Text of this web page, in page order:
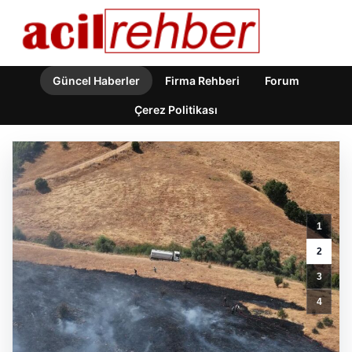
Güncel Haberler Firma Rehberi Forum
Çerez Politikası
1
2
3
4
Bakan
Memişoğlu:
Anne
Sütü,
Hayata
Sağlıklı
Başlangıcın